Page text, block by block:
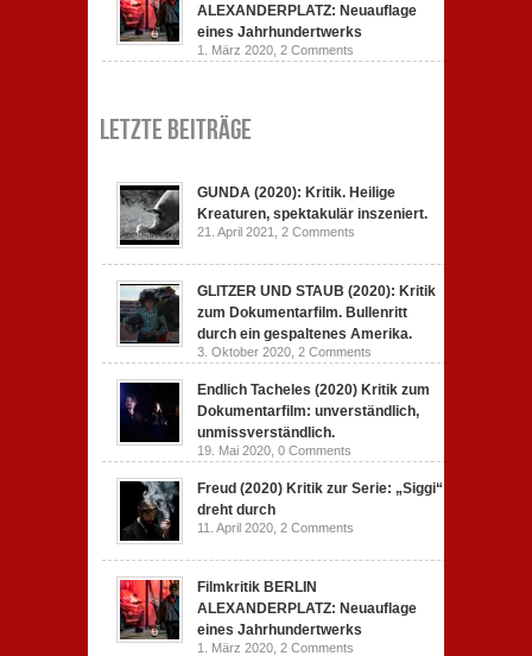
ALEXANDERPLATZ: Neuauflage
eines Jahrhundertwerks
1. März 2020, 2 Comments
Letzte Beiträge
GUNDA (2020): Kritik. Heilige
Kreaturen, spektakulär inszeniert.
21. April 2021, 2 Comments
GLITZER UND STAUB (2020): Kritik
zum Dokumentarfilm. Bullenritt
durch ein gespaltenes Amerika.
3. Oktober 2020, 2 Comments
Endlich Tacheles (2020) Kritik zum
Dokumentarfilm: unverständlich,
unmissverständlich.
19. Mai 2020, 0 Comments
Freud (2020) Kritik zur Serie: „Siggi“
dreht durch
11. April 2020, 2 Comments
Filmkritik BERLIN
ALEXANDERPLATZ: Neuauflage
eines Jahrhundertwerks
1. März 2020, 2 Comments